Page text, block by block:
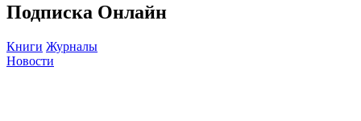
Подписка Онлайн
Книги Журналы
Новости